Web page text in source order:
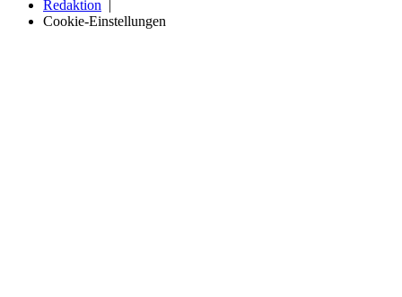
Redaktion
Cookie-Einstellungen